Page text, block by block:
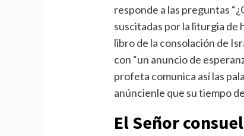
responde a las preguntas
suscitadas por la liturgia de
libro de la consolación de
con “un anuncio de
profeta comunica así las
anúncienle que su tiempo
El Señor